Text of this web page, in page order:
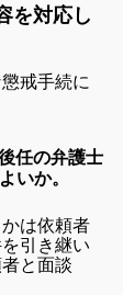
を対応し
戒手続に
任の弁護士
いか。
は依頼者
引き継い
と面談